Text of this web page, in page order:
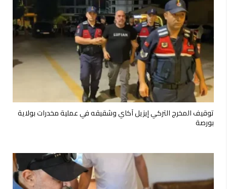
توقيف المخرج التركي إيزيل آكاي وشقيقه في عملية مخدرات بولاية
بورصة